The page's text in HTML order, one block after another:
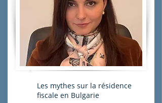
Les mythes sur la résidence
fiscale en Bulgarie